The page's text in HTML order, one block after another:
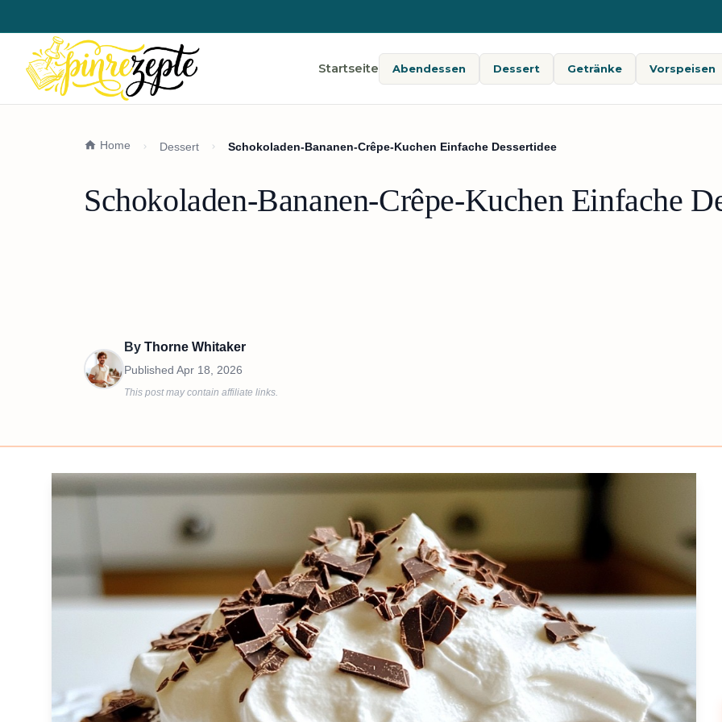
Startseite Abendessen Dessert Getränke Vorspeisen
Home Dessert Schokoladen-Bananen-Crêpe-Kuchen Einfache Dessertidee
Schokoladen-Bananen-Crêpe-Kuchen Einfache
By Thorne Whitaker
Published Apr 18, 2026
This post may contain affiliate links.